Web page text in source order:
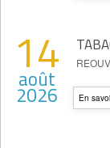
14
août
2026 En